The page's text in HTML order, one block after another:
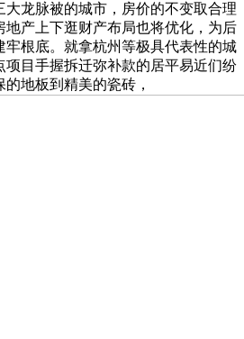
大龙脉被的城市，房价的不变取合理
地产上下逛财产布局也将优化，为后
牢根底。就拿杭州等极具代表性的城
项目手握拆迁弥补款的居平易近们纷
地板到精美的瓷砖，